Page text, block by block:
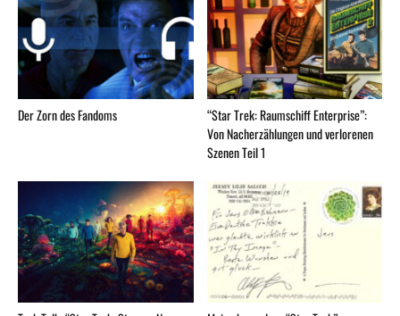
Der Zorn des Fandoms
“Star Trek: Raumschiff Enterprise”:
Von Nacherzählungen und verlorenen
Szenen Teil 1